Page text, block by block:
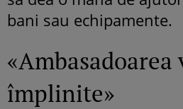
bani sau echipamente.
împlinite»